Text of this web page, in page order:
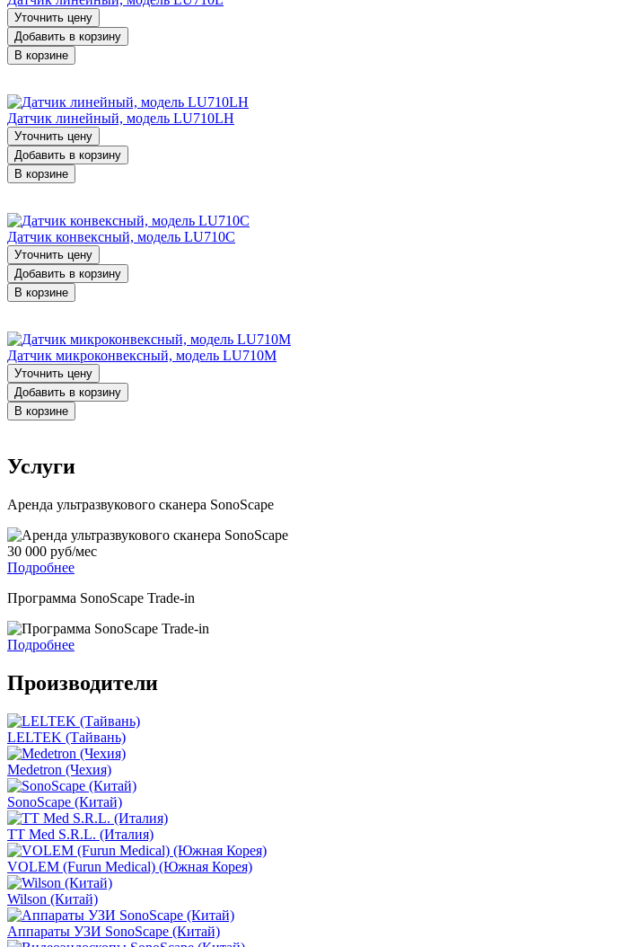
Уточнить цену
Добавить в корзину
В корзине
Датчик линейный, модель LU710LH
Уточнить цену
Добавить в корзину
В корзине
Датчик конвексный, модель LU710C
Уточнить цену
Добавить в корзину
В корзине
Датчик микроконвексный, модель LU710M
Уточнить цену
Добавить в корзину
В корзине
Услуги
Аренда ультразвукового сканера SonoScape
30 000 руб/мес
Подробнее
Программа SonoScape Trade-in
Подробнее
Производители
LELTEK (Тайвань)
Medetron (Чехия)
SonoScape (Китай)
TT Med S.R.L. (Италия)
VOLEM (Furun Medical) (Южная Корея)
Wilson (Китай)
Аппараты УЗИ SonoScape (Китай)